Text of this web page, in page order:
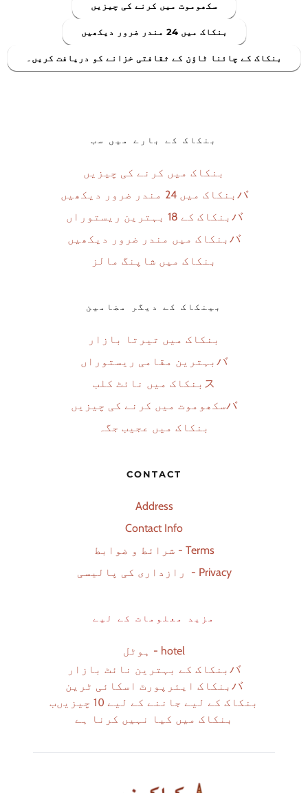
سکھوموت میں کرنے کی چیزیں
بنکاک میں 24 مندر ضرور دیکھیں
بنکاک کے چائنا ٹاؤن کے ثقافتی خزانے کو دریافت کریں۔
بنکاک کے بارے میں سب
بنکاک میں کرنے کی چیزیں
بنکاک میں 24 مندر ضرور دیکھیں バ
بنکاک کے 18 بہترین ریستوراں バ
بنکاک میں مندر ضرور دیکھیں バ
بنکاک میں شاپنگ مالز
بینکاک کے دیگر مضامین
بنکاک میں تیرتا بازار
بہترین مقامی ریستوراں バ
بنکاک میں نائٹ کلب ス
سکھوموت میں کرنے کی چیزیںバ
بنکاک میں عجیب جگہ
CONTACT
Address
Contact Info
شرائط و ضوابط - Terms
رازداری کی پالیسی  - Privacy
مزید معلومات کے لیے
ہوٹل - hotel
بنکاک کے بہترین نائٹ بازار バ
بنکاک ایئرپورٹ اسکائی ٹرین バ
بنکاک کے لیے جاننے کے لیے 10 چیزیںب
بنکاک میں کیا نہیں کرنا ہے